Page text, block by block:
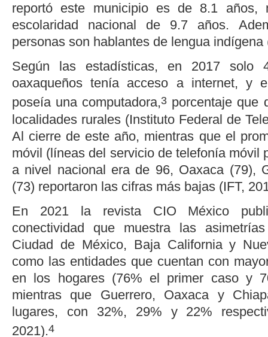
reportó este municipio es de 8.1
escolaridad nacional de 9.7 años.
personas son hablantes de lengua indígena
Según las estadísticas, en 2017 solo
oaxaqueños tenía acceso a internet, y
poseía una computadora,3 porcentaje que
localidades rurales (Instituto Federal de
Al cierre de este año, mientras que el
móvil (líneas del servicio de telefonía móvil
a nivel nacional era de 96, Oaxaca (79),
(73) reportaron las cifras más bajas (IFT,
En 2021 la revista CIO México
conectividad que muestra las
Ciudad de México, Baja California y
como las entidades que cuentan con
en los hogares (76% el primer caso y
mientras que Guerrero, Oaxaca y
lugares, con 32%, 29% y 22%
2021).4